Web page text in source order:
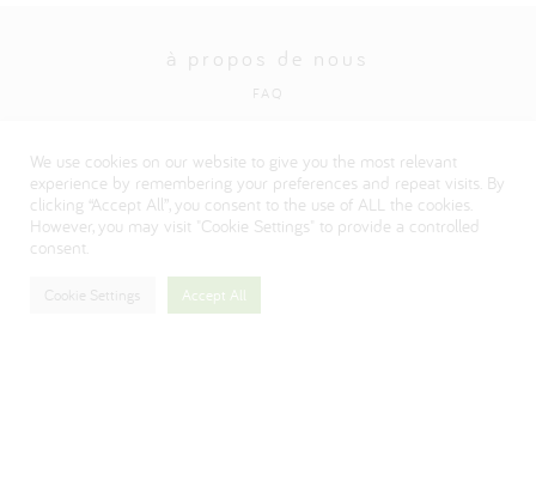
à propos de nous
FAQ
Visitez notre site institutionnel Danone
We use cookies on our website to give you the most relevant
experience by remembering your preferences and repeat visits. By
clicking “Accept All”, you consent to the use of ALL the cookies.
However, you may visit "Cookie Settings" to provide a controlled
consent.
Cookie Settings Accept All